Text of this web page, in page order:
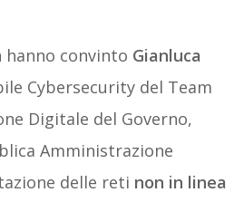
convinto Gianluca
Cybersecurity del Team
Digitale del Governo,
Amministrazione
delle reti non in linea